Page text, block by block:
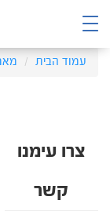
עמוד הבית
צרו עימנו
קשר